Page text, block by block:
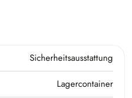
Sicherheitsausstattung
Lagercontainer